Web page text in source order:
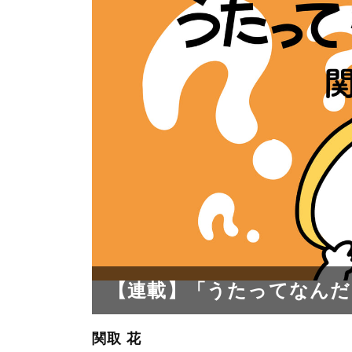
【連載】「うたってなん
関取 花